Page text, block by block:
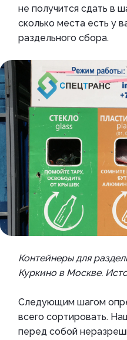
не получится сдать в
сколько места есть у
раздельного сбора.
Контейнеры для
Куркино в Москве.
Следующим шагом
всего сортировать.
перед собой